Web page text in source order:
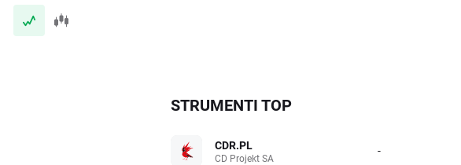
STRUMENTI TOP
CDR.PL
CD Projekt SA -